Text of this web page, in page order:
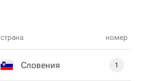
страна номер
Словения 1